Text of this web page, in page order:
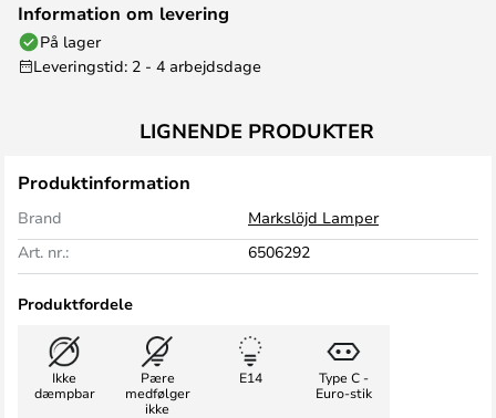
Information om levering
På lager
Leveringstid: 2 - 4 arbejdsdage
LIGNENDE PRODUKTER
Produktinformation
Brand
Markslöjd Lamper
Art. nr.:
6506292
Produktfordele
Ikke
dæmpbar
Pære
medfølger
ikke
E14
Type C -
Euro-stik